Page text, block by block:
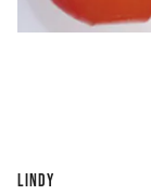
Lindy